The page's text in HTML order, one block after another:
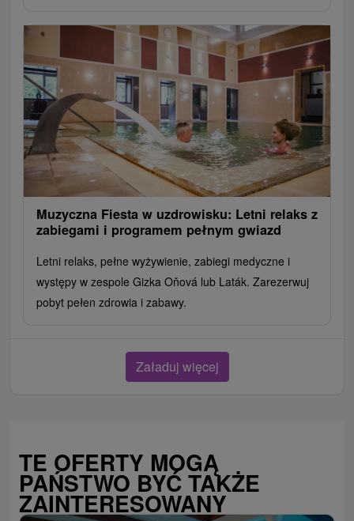
Muzyczna Fiesta w uzdrowisku: Letni relaks z
zabiegami i programem pełnym gwiazd
Letni relaks, pełne wyżywienie, zabiegi medyczne i
występy w zespole Gizka Oňová lub Laták. Zarezerwuj
pobyt pełen zdrowia i zabawy.
Załaduj więcej
TE OFERTY MOGĄ
PAŃSTWO BYĆ TAKŻE
ZAINTERESOWANY